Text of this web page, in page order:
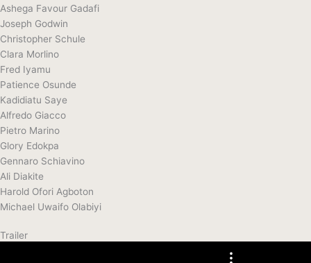
Ashega Favour Gadafi
Joseph Godwin
Christopher Schule
Clara Morlino
Fred Iyamu
Patience Osunde
Kadidiatu Saye
Alfredo Giacco
Pietro Marino
Glory Edokpa
Gennaro Schiavino
Ali Diakite
Harold Ofori Agboton
Michael Uwaifo Olabiyi
Trailer